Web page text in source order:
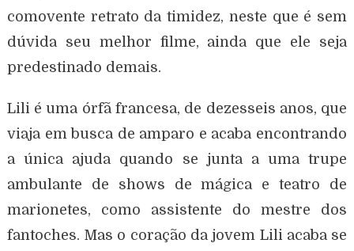
comovente retrato da timidez, neste que é sem
dúvida seu melhor filme, ainda que ele seja
predestinado demais.
Lili é uma órfã francesa, de dezesseis anos, que
viaja em busca de amparo e acaba encontrando
a única ajuda quando se junta a uma trupe
ambulante de shows de mágica e teatro de
marionetes, como assistente do mestre dos
fantoches. Mas o coração da jovem Lili acaba se